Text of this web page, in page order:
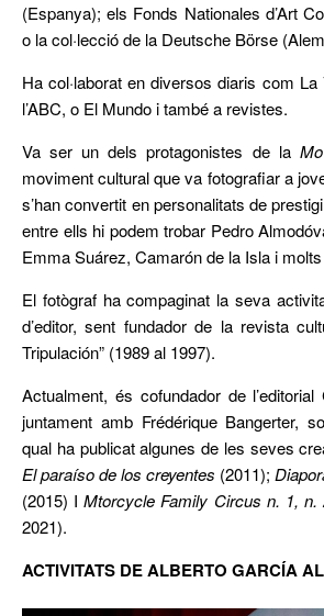
(Espanya); els Fonds Nationales d’Art
o la col·lecció de la Deutsche Börse
Ha col·laborat en diversos diaris com
l’ABC, o El Mundo i també a revistes.
Va ser un dels protagonistes de la
moviment cultural que va fotografiar a
s’han convertit en personalitats de
entre ells hi podem trobar Pedro
Emma Suárez, Camarón de la Isla i
El fotògraf ha compaginat la seva
d’editor, sent fundador de la revista
Tripulación” (1989 al 1997).
Actualment, és cofundador de
juntament amb Frédérique Bangerter,
qual ha publicat algunes de les seves
El paraíso de los creyentes (2011);
(2015) IMtorcycle Family Circus n. 1,
2021).
ACTIVITATS DE ALBERTO GARCÍA